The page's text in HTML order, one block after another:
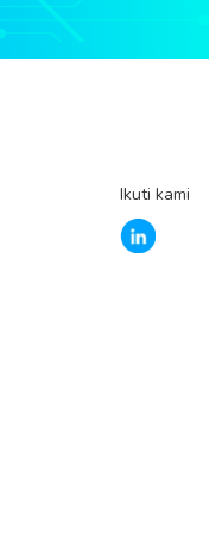
Ikuti kami